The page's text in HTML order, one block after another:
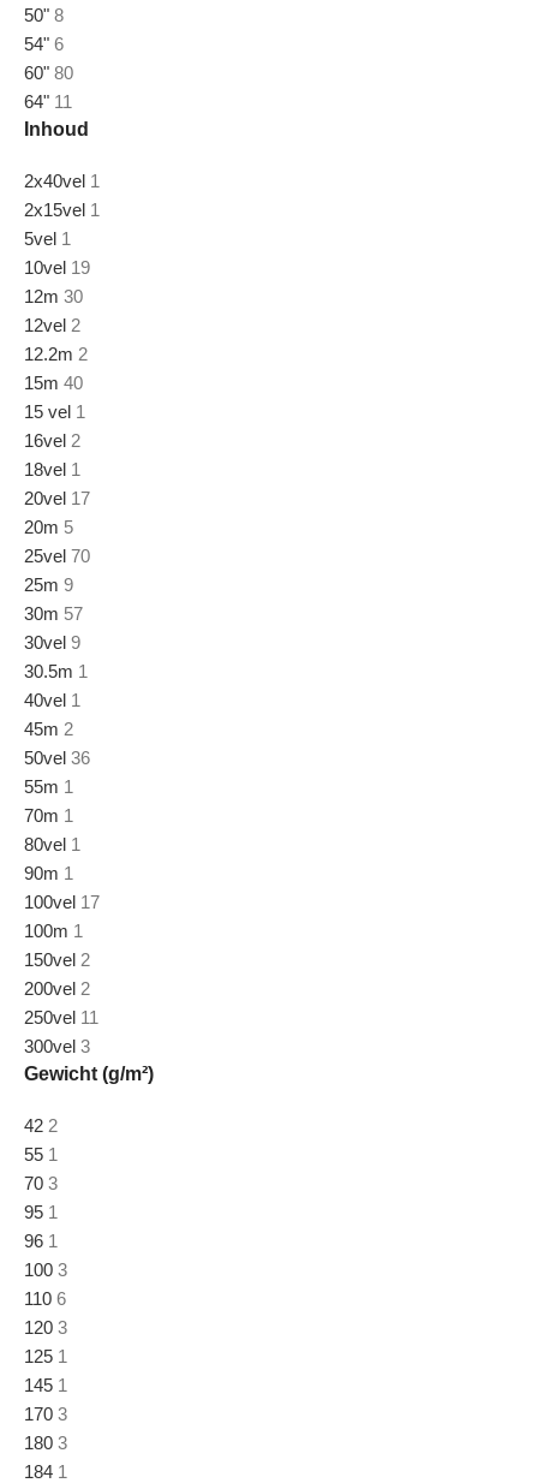
50" 8
54" 6
60" 80
64" 11
Inhoud
2x40vel 1
2x15vel 1
5vel 1
10vel 19
12m 30
12vel 2
12.2m 2
15m 40
15 vel 1
16vel 2
18vel 1
20vel 17
20m 5
25vel 70
25m 9
30m 57
30vel 9
30.5m 1
40vel 1
45m 2
50vel 36
55m 1
70m 1
80vel 1
90m 1
100vel 17
100m 1
150vel 2
200vel 2
250vel 11
300vel 3
Gewicht (g/m²)
42 2
55 1
70 3
95 1
96 1
100 3
110 6
120 3
125 1
145 1
170 3
180 3
184 1